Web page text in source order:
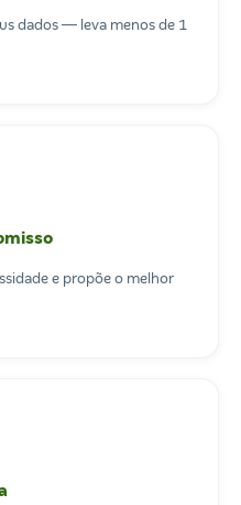
dados — leva menos de 1
e propõe o melhor